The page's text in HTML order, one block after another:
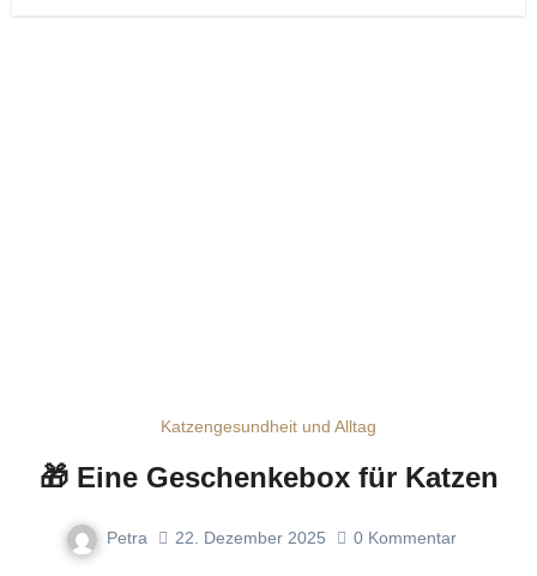
Katzengesundheit und Alltag
🎁 Eine Geschenkebox für Katzen
Petra 22. Dezember 2025 0 Kommentar